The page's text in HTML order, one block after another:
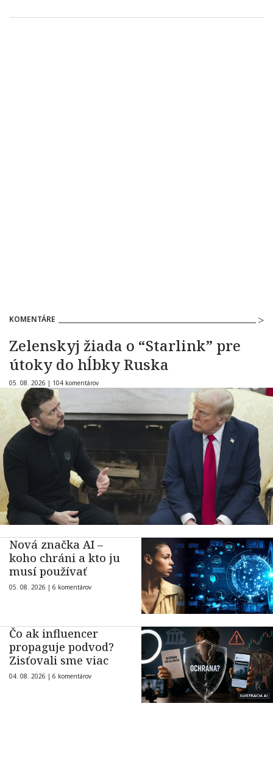
KOMENTÁRE
Zelenskyj žiada o “Starlink” pre
útoky do hĺbky Ruska
05. 08. 2026 | 104 komentárov
Nová značka AI –
koho chráni a kto ju
musí používať
05. 08. 2026 | 6 komentárov
Čo ak influencer
propaguje podvod?
Zisťovali sme viac
04. 08. 2026 | 6 komentárov